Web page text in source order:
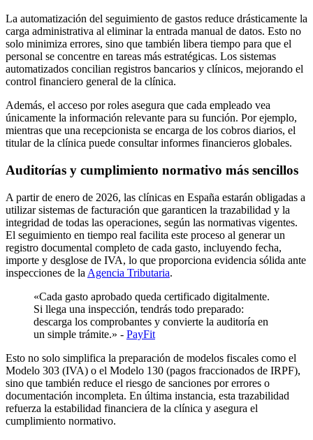
La automatización del seguimiento de gastos reduce drásticamente la
carga administrativa al eliminar la entrada manual de datos. Esto no
solo minimiza errores, sino que también libera tiempo para que el
personal se concentre en tareas más estratégicas. Los sistemas
automatizados concilian registros bancarios y clínicos, mejorando el
control financiero general de la clínica.
Además, el acceso por roles asegura que cada empleado vea
únicamente la información relevante para su función. Por ejemplo,
mientras que una recepcionista se encarga de los cobros diarios, el
titular de la clínica puede consultar informes financieros globales.
Auditorías y cumplimiento normativo más sencillos
A partir de enero de 2026, las clínicas en España estarán obligadas a
utilizar sistemas de facturación que garanticen la trazabilidad y la
integridad de todas las operaciones, según las normativas vigentes.
El seguimiento en tiempo real facilita este proceso al generar un
registro documental completo de cada gasto, incluyendo fecha,
importe y desglose de IVA, lo que proporciona evidencia sólida ante
inspecciones de la Agencia Tributaria.
«Cada gasto aprobado queda certificado digitalmente.
Si llega una inspección, tendrás todo preparado:
descarga los comprobantes y convierte la auditoría en
un simple trámite.» - PayFit
Esto no solo simplifica la preparación de modelos fiscales como el
Modelo 303 (IVA) o el Modelo 130 (pagos fraccionados de IRPF),
sino que también reduce el riesgo de sanciones por errores o
documentación incompleta. En última instancia, esta trazabilidad
refuerza la estabilidad financiera de la clínica y asegura el
cumplimiento normativo.